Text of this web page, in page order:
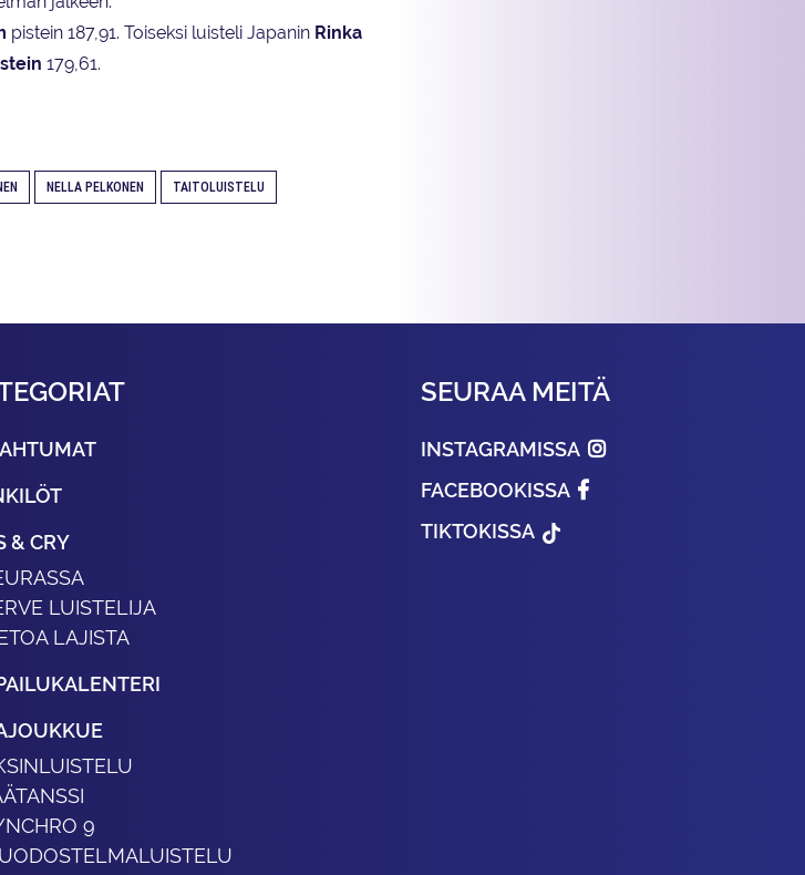
pistein 187,91. Toiseksi luisteli Japanin Rinka
179,61.
NELLA PELKONEN TAITOLUISTELU
& CRY
LUISTELIJA
LAJISTA
9
SEURAA MEITÄ
INSTAGRAMISSA
FACEBOOKISSA
TIKTOKISSA